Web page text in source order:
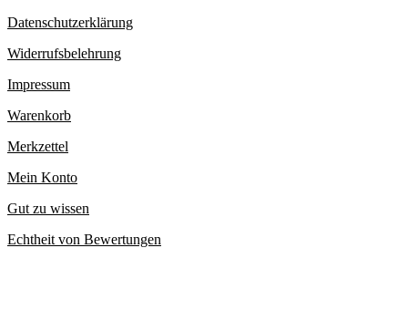
Datenschutzerklärung
Widerrufsbelehrung
Impressum
Warenkorb
Merkzettel
Mein Konto
Gut zu wissen
Echtheit von Bewertungen